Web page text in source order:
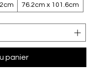
76.2cm x 101.6cm
panier